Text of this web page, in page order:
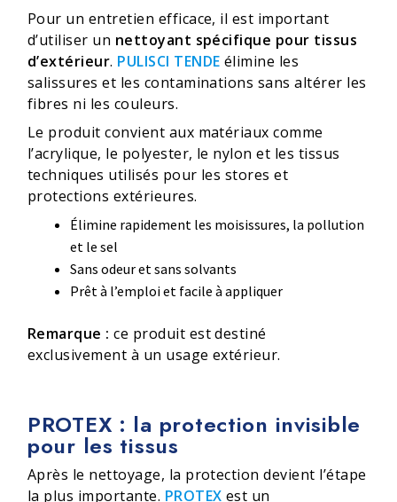
Pour un entretien efficace, il est important
d’utiliser un nettoyant spécifique pour tissus
d’extérieur. PULISCI TENDE élimine les
salissures et les contaminations sans altérer les
fibres ni les couleurs.
Le produit convient aux matériaux comme
l’acrylique, le polyester, le nylon et les tissus
techniques utilisés pour les stores et
protections extérieures.
Élimine rapidement les moisissures, la pollution
et le sel
Sans odeur et sans solvants
Prêt à l’emploi et facile à appliquer
Remarque : ce produit est destiné
exclusivement à un usage extérieur.
PROTEX : la protection invisible
pour les tissus
Après le nettoyage, la protection devient l’étape
la plus importante. PROTEX est un